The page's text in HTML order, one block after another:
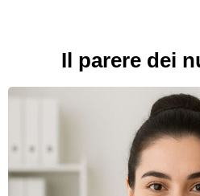
Il parere dei